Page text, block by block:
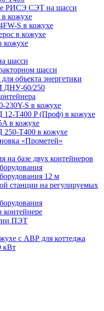
РИСЭ СЭТ на шасси
кожухе
S в кожухе
в кожухе
кожухе
шасси
шасси
объекта энергетики
ДНУ-60/250
230Y-S в кожухе
12-Т400 P (Проф) в кожухе
в кожухе
250-Т400 в кожухе
«Прометей»
на базе двух контейнеров
12 м
станции на регулируемых
контейнере
ПЭТ
с АВР для коттеджа
кВт